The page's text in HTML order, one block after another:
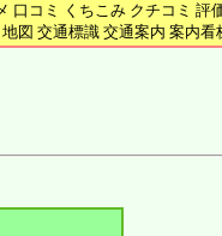
口コミ くちこみ クチコミ
図 交通標識 交通案内 案内